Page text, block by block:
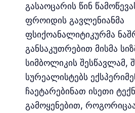
გასაოცარის წინ
ფროიდის გავლენიანმა
ფსიქოანალიტიკურმა
განსაკუთრებით მისმა
სიმბოლიკის შესწავლამ,
სურეალისტებს
ჩაეტარებინათ ისეთი
გამოყენებით,